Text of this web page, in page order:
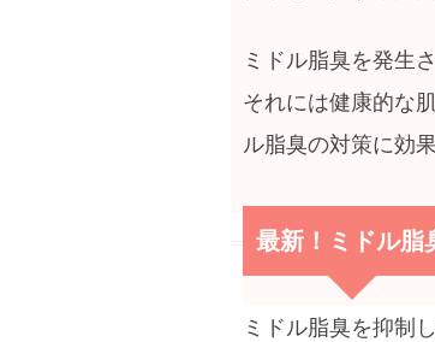
ミドル脂臭を発生
それには健康的な
ル脂臭の対策に効
最新！ミドル脂
ミドル脂臭を抑制